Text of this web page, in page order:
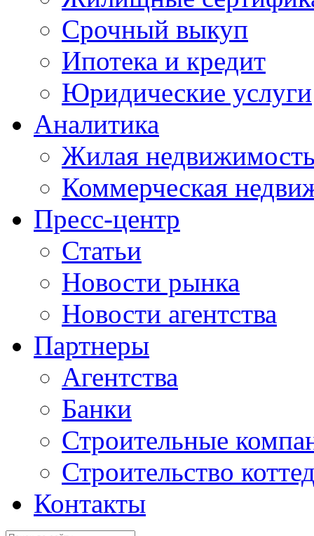
Срочный выкуп
Ипотека и кредит
Юридические услуги
Аналитика
Жилая
Коммерческая
Пресс-центр
Статьи
Новости рынка
Новости агентства
Партнеры
Агентства
Банки
Строительные
Строительство
Контакты